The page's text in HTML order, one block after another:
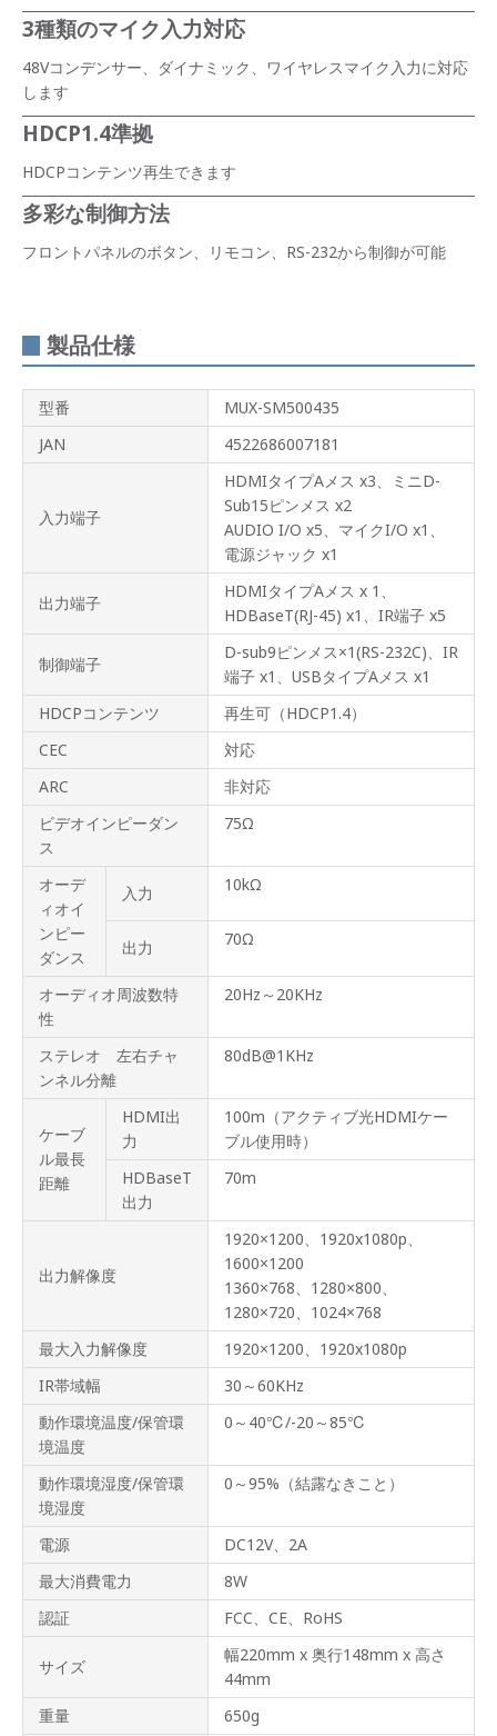
3種類のマイク入力対応
48Vコンデンサー、ダイナミック、ワイヤレスマイク入力に対応
します
HDCP1.4準拠
HDCPコンテンツ再生できます
多彩な制御方法
フロントパネルのボタン、リモコン、RS-232から制御が可能
製品仕様
型番
MUX-SM500435
JAN
4522686007181
入力端子
HDMIタイプAメス x3、ミニD-
Sub15ピンメス x2
AUDIO I/O x5、マイクI/O x1、
電源ジャック x1
出力端子
HDMIタイプAメス x 1、
HDBaseT(RJ-45) x1、IR端子 x5
制御端子
D-sub9ピンメス×1(RS-232C)、IR
端子 x1、USBタイプAメス x1
HDCPコンテンツ
再生可（HDCP1.4）
CEC
対応
ARC
非対応
ビデオインピーダン
ス
75Ω
オーデ
ィオイ
ンピー
ダンス
入力 10kΩ
出力 70Ω
オーディオ周波数特
性
20Hz～20KHz
ステレオ 左右チャ
ンネル分離
80dB@1KHz
ケーブ
ル最長
距離
HDMI出
力
100m（アクティブ光HDMIケー
ブル使用時）
HDBaseT
出力
70m
出力解像度
1920×1200、1920x1080p、
1600×1200
1360×768、1280×800、
1280×720、1024×768
最大入力解像度
1920×1200、1920x1080p
IR帯域幅
30～60KHz
動作環境温度/保管環
境温度
0～40℃/-20～85℃
動作環境湿度/保管環
境湿度
0～95%（結露なきこと）
電源
DC12V、2A
最大消費電力
8W
認証
FCC、CE、RoHS
サイズ
幅220mm x 奥行148mm x 高さ
44mm
重量
650g